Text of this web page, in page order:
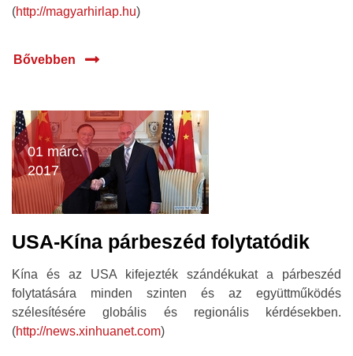
(http://magyarhirlap.hu)
Bővebben
01 márc.
2017
USA-Kína párbeszéd folytatódik
Kína és az USA kifejezték szándékukat a párbeszéd
folytatására minden szinten és az együttműködés
szélesítésére globális és regionális kérdésekben.
(http://news.xinhuanet.com)